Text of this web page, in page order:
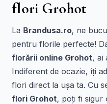
flori Grohot
La Brandusa.ro, ne
pentru florile perfecte!
florării online Grohot, ai
Indiferent de ocazie, îți
flori direct la ușa ta. Cu
flori Grohot, poți fi sigur